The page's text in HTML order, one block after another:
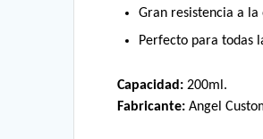
Gran resistencia a la
Perfecto para todas
Capacidad: 200ml.
Fabricante: Angel